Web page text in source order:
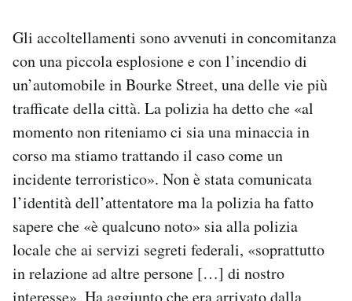
Regala il Post
Hai bisogno di aiuto?
Esci
Gli accoltellamenti sono avvenuti in concomitanza
con una piccola esplosione e con l’incendio di
un’automobile in Bourke Street, una delle vie più
trafficate della città. La polizia ha detto che «al
momento non riteniamo ci sia una minaccia in
corso ma stiamo trattando il caso come un
incidente terroristico». Non è stata comunicata
l’identità dell’attentatore ma la polizia ha fatto
sapere che «è qualcuno noto» sia alla polizia
locale che ai servizi segreti federali, «soprattutto
in relazione ad altre persone […] di nostro
interesse». Ha aggiunto che era arrivato dalla